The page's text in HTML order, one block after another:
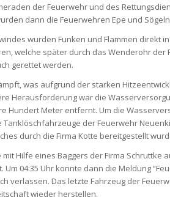
der Feuerwehr und des
dann die Feuerwehren Epe und
wurden Funken und Flammen direkt
welche später durch das Wenderohr
gerettet werden.
was aufgrund der starken
Herausforderung war die
Hundert Meter entfernt. Um die
der Feuerwehr
durch die Firma Kotte bereitgestellt
Hilfe eines Baggers der Firma Schruttke
04:35 Uhr konnte dann die Meldung
verlassen. Das letzte Fahrzeug der
wieder herstellen.